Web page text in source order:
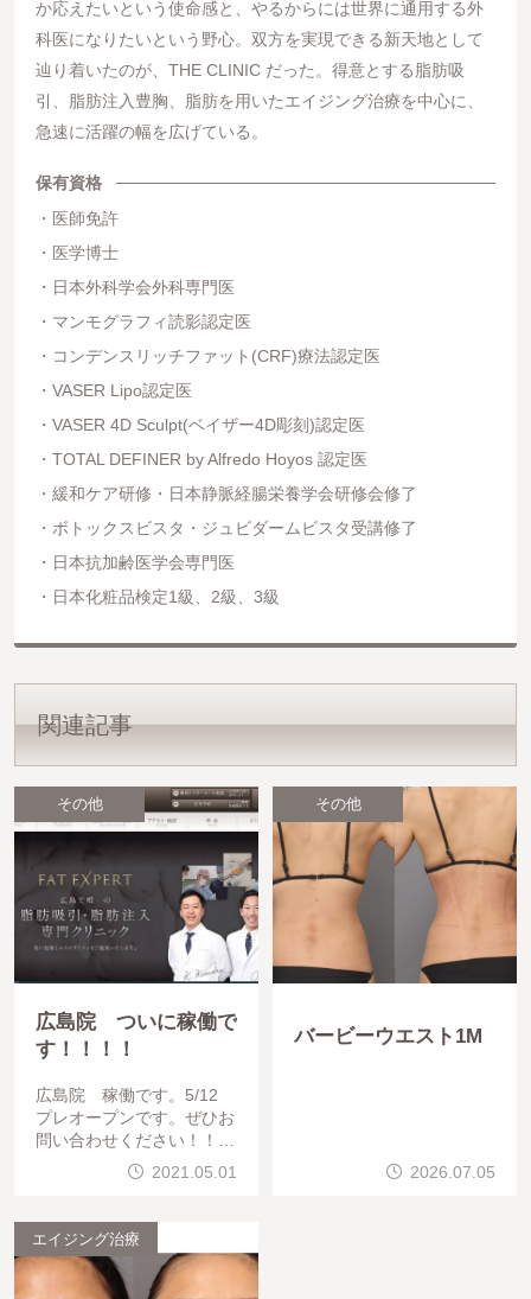
か応えたいという使命感と、やるからには世界に通用する外
科医になりたいという野心。双方を実現できる新天地として
辿り着いたのが、THE CLINIC だった。得意とする脂肪吸
引、脂肪注入豊胸、脂肪を用いたエイジング治療を中心に、
急速に活躍の幅を広げている。
保有資格
医師免許
医学博士
日本外科学会外科専門医
マンモグラフィ読影認定医
コンデンスリッチファット(CRF)療法認定医
VASER Lipo認定医
VASER 4D Sculpt(ベイザー4D彫刻)認定医
TOTAL DEFINER by Alfredo Hoyos 認定医
緩和ケア研修・日本静脈経腸栄養学会研修会修了
ボトックスビスタ・ジュビダームビスタ受講修了
日本抗加齢医学会専門医
日本化粧品検定1級、2級、3級
関連記事
その他
広島院 ついに稼働で
す！！！！
広島院 稼働です。5/12
プレオープンです。ぜひお
問い合わせください！！！
！！お待ちしております。
▶広島院公式サイト
2021.05.01
その他
バービーウエスト1M
2026.07.05
エイジング治療